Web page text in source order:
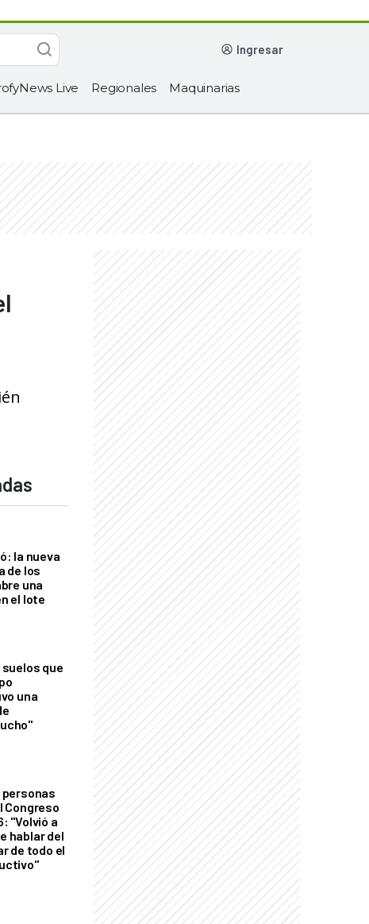
ingresar
Live Regionales Maquinarias
la nueva
de los
una
el lote
que
una
personas
Congreso
"Volvió a
hablar del
de todo el